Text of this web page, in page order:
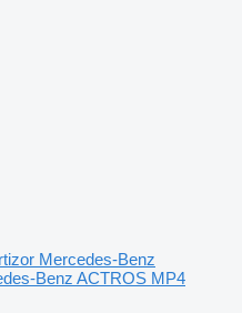
Mercedes-Benz
Benz ACTROS MP4